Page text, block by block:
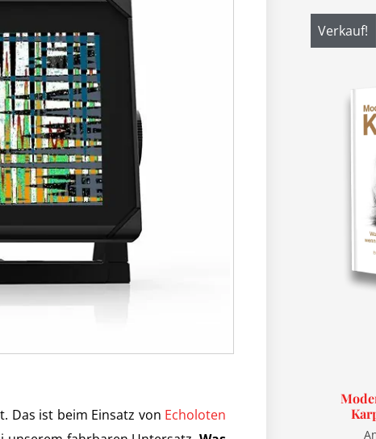
Das ist beim Einsatz von Echoloten
Verkauf!
Finden – Der Hecht
Hechtbuch
Verkauf!